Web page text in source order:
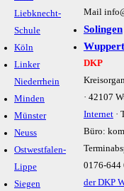
Liebknecht-
Schule
Köln
Linker
Niederrhein
Minden
Münster
Neuss
Ostwestfalen-
Lippe
Siegen
Mail
Solingen
DKP
· 42107
Internet·
Büro:
0176-644
der DKP